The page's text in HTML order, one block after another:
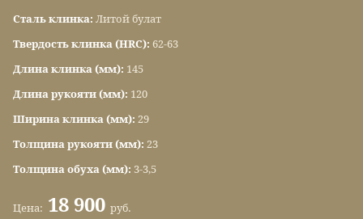
Сталь клинка: Литой булат
Твердость клинка (HRC): 62-63
Длина клинка (мм): 145
Длина рукояти (мм): 120
Ширина клинка (мм): 29
Толщина рукояти (мм): 23
Толщина обуха (мм): 3-3,5
Цена: 18 900 руб.